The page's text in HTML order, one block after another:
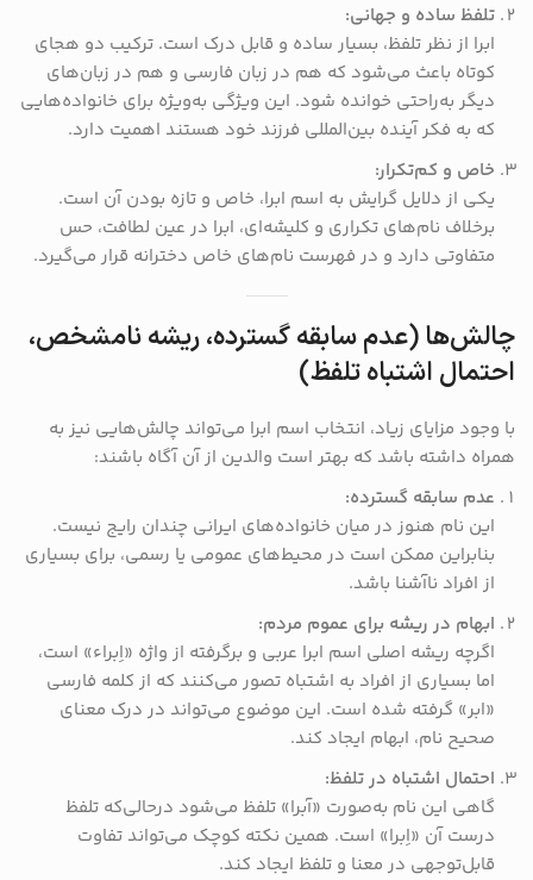
تلفظ ساده و جهانی:
ابرا از نظر تلفظ، بسیار ساده و قابل درک است. ترکیب دو هجای
کوتاه باعث می‌شود که هم در زبان فارسی و هم در زبان‌های
دیگر به‌راحتی خوانده شود. این ویژگی به‌ویژه برای خانواده‌هایی
که به فکر آینده بین‌المللی فرزند خود هستند اهمیت دارد.
خاص و کم‌تکرار:
یکی از دلایل گرایش به اسم ابرا، خاص و تازه بودن آن است.
برخلاف نام‌های تکراری و کلیشه‌ای، ابرا در عین لطافت، حس
متفاوتی دارد و در فهرست نام‌های خاص دخترانه قرار می‌گیرد.
چالش‌ها (عدم سابقه گسترده، ریشه نامشخص،
احتمال اشتباه تلفظ)
با وجود مزایای زیاد، انتخاب اسم ابرا می‌تواند چالش‌هایی نیز به
همراه داشته باشد که بهتر است والدین از آن آگاه باشند:
عدم سابقه گسترده:
این نام هنوز در میان خانواده‌های ایرانی چندان رایج نیست.
بنابراین ممکن است در محیط‌های عمومی یا رسمی، برای بسیاری
از افراد ناآشنا باشد.
ابهام در ریشه برای عموم مردم:
اگرچه ریشه اصلی اسم ابرا عربی و برگرفته از واژه «اِبراء» است،
اما بسیاری از افراد به اشتباه تصور می‌کنند که از کلمه فارسی
«ابر» گرفته شده است. این موضوع می‌تواند در درک معنای
صحیح نام، ابهام ایجاد کند.
احتمال اشتباه در تلفظ:
گاهی این نام به‌صورت «آبرا» تلفظ می‌شود درحالی‌که تلفظ
درست آن «اِبرا» است. همین نکته کوچک می‌تواند تفاوت
قابل‌توجهی در معنا و تلفظ ایجاد کند.